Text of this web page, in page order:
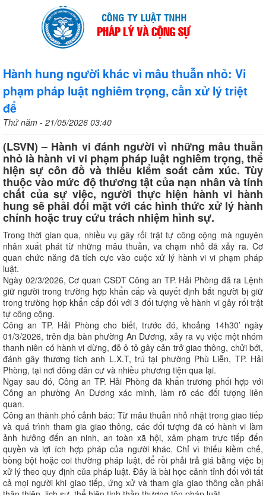
Hành hung người khác vì mâu thuẫn nhỏ: Vi
phạm pháp luật nghiêm trọng, cần xử lý triệt
để
Thứ năm - 21/05/2026 03:40
(LSVN) – Hành vi đánh người vì những mâu thuẫn
nhỏ là hành vi vi phạm pháp luật nghiêm trọng, thể
hiện sự côn đồ và thiếu kiểm soát cảm xúc. Tùy
thuộc vào mức độ thương tật của nạn nhân và tính
chất của sự việc, người thực hiện hành vi hành
hung sẽ phải đối mặt với các hình thức xử lý hành
chính hoặc truy cứu trách nhiệm hình sự.
Trong thời gian qua, nhiều vụ gây rối trật tự công cộng mà nguyên
nhân xuất phát từ những mâu thuẫn, va chạm nhỏ đã xảy ra. Cơ
quan chức năng đã tích cực vào cuộc xử lý hành vi vi phạm pháp
luật.
Ngày 02/3/2026, Cơ quan CSĐT Công an TP. Hải Phòng đã ra Lệnh
giữ người trong trường hợp khẩn cấp và quyết định bắt người bị giữ
trong trường hợp khẩn cấp đối với 3 đối tượng về hành vi gây rối trật
tự công cộng.
Công an TP. Hải Phòng cho biết, trước đó, khoảng 14h30’ ngày
01/3/2026, trên địa bàn phường An Dương, xảy ra vụ việc một nhóm
thanh niên có hành vi dừng, đỗ ô tô gây cản trở giao thông, chửi bới,
đánh gây thương tích anh L.X.T, trú tại phường Phù Liễn, TP. Hải
Phòng, tại nơi đông dân cư và nhiều phương tiện qua lại.
Ngay sau đó, Công an TP. Hải Phòng đã khẩn trương phối hợp với
Công an phường An Dương xác minh, làm rõ các đối tượng liên
quan.
Công an thành phố cảnh báo: Từ mâu thuẫn nhỏ nhặt trong giao tiếp
và quá trình tham gia giao thông, các đối tượng đã có hành vi làm
ảnh hưởng đến an ninh, an toàn xã hội, xâm phạm trực tiếp đến
quyền và lợi ích hợp pháp của người khác. Chỉ vì thiếu kiềm chế,
bồng bột hoặc coi thường pháp luật, để rồi phải trả giá bằng việc bị
xử lý theo quy định của pháp luật. Đây là bài học cảnh tỉnh đối với tất
cả mọi người khi giao tiếp, ứng xử và tham gia giao thông cần phải